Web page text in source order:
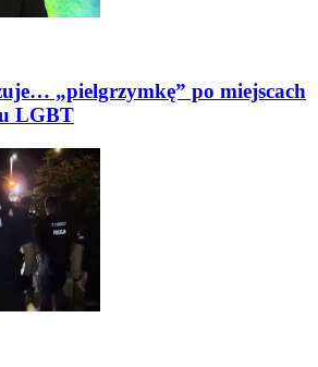
„pielgrzymkę” po miejscach
LGBT